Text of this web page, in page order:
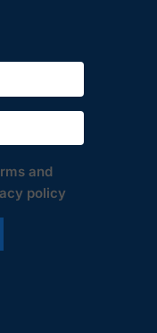
and
policy